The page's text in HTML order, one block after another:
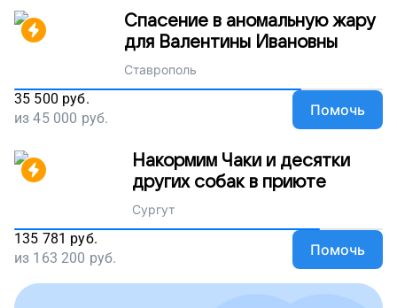
Спасение в аномальную жару
для Валентины Ивановны
Ставрополь
35 500 руб.
из45 000 руб. Помочь
Накормим Чаки и десятки
других собак в приюте
Сургут
135 781 руб.
из 163 200 руб. Помочь